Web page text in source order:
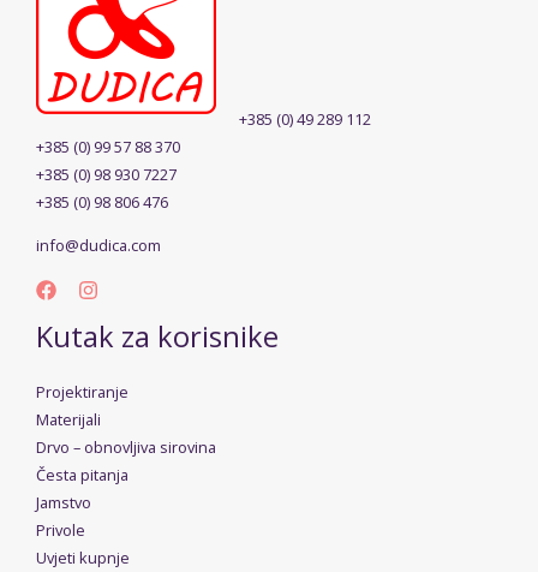
+385 (0) 49 289 112
+385 (0) 99 57 88 370
+385 (0) 98 930 7227
+385 (0) 98 806 476
info@dudica.com
Kutak za korisnike
Projektiranje
Materijali
Drvo – obnovljiva sirovina
Česta pitanja
Jamstvo
Privole
Uvjeti kupnje